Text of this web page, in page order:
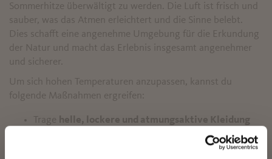
Sommerhitze überwältigt zu werden. Die Luft ist frisch und
sauber, was das Atmen erleichtert und die Sinne belebt.
Dies schafft eine angenehme Umgebung für die Erkundung
der Natur und macht das Erlebnis insgesamt angenehmer
und sicherer.
Um sich hohen Temperaturen anzupassen, kannst du
folgende Maßnahmen ergreifen:
Trage helle, lockere und atmungsaktive Kleidung
aus Naturfasern wie Leinen, um kühl zu bleiben. Setze
einen Hut oder eine Kappe auf, um dein Gesicht vor
✖